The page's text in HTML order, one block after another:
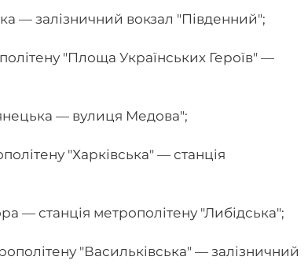
— залізничний вокзал "Південний";
"Площа Українських Героїв" —
— вулиця Медова";
"Харківська" — станція
— станція метрополітену "Либідська";
"Васильківська" — залізничний